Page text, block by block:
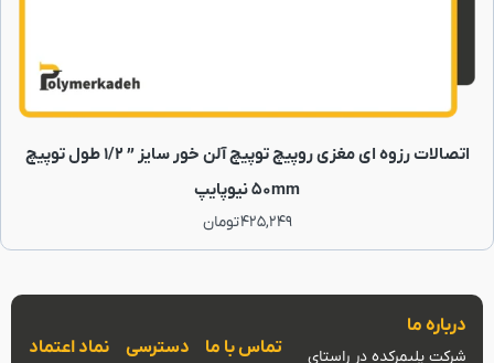
اتصالات رزوه ای مغزى روپیچ توپیچ آلن خور سایز ” 1/2 طول توپیچ
50mm نیوپایپ
425,249تومان
درباره ما
شرکت پلیمرکده در راستای تماس با ما دسترسی نماد اعتماد